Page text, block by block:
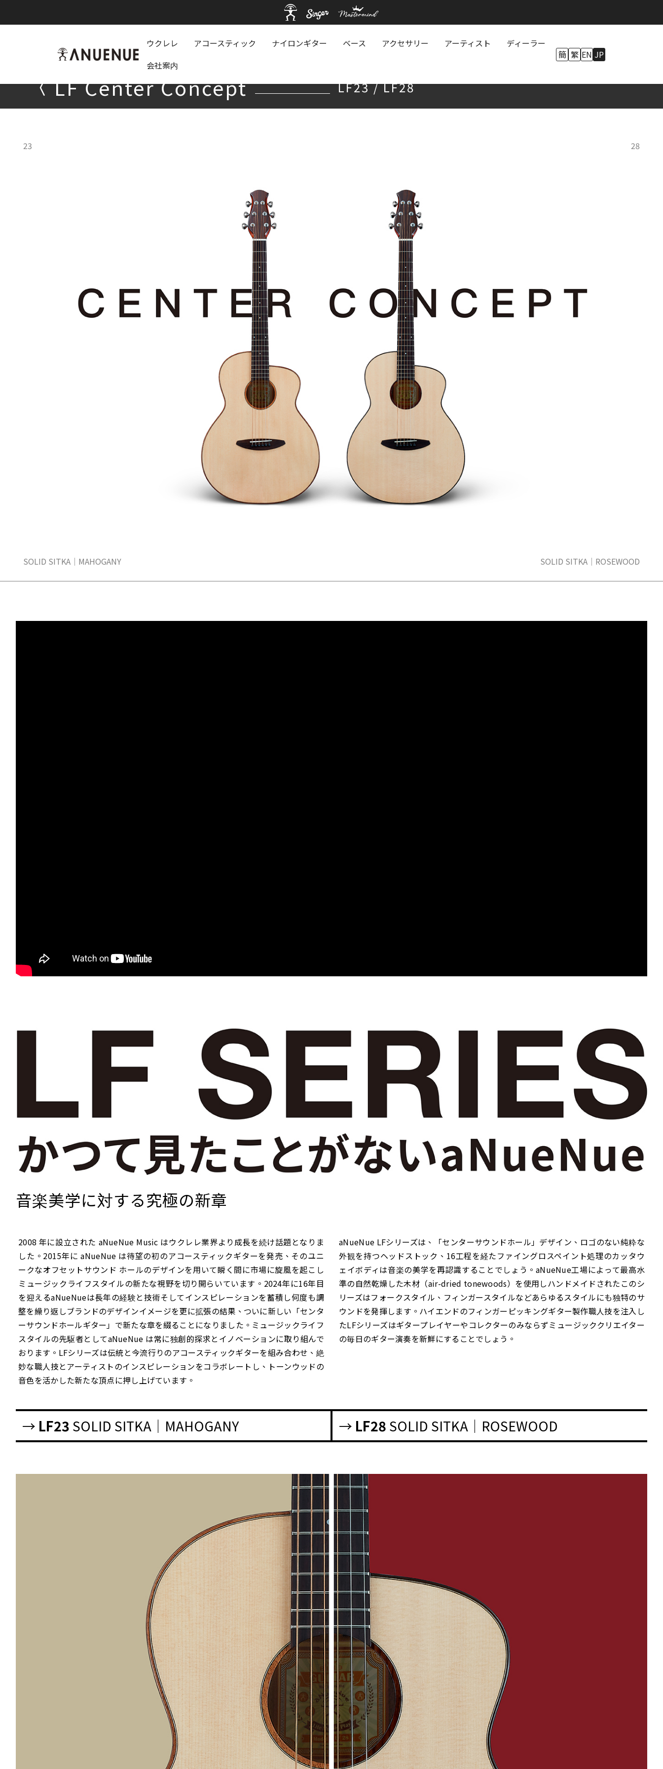
anuenue
ウクレレ アコースティック ナイロンギター ベース アクセサリー アーティスト
ディーラー
会社案内
簡 繁 EN JP
LF Center Concept LF23 / LF28
LF Center Concept 購入
23 28
SOLID SITKA｜MAHOGANY SOLID SITKA｜ROSEWOOD
音楽美学に対する究極の新章
2008 年に設立された aNueNue Music はウクレレ業界より成長を続け話題となりま
した。2015年に aNueNue は待望の初のアコースティックギターを発売、そのユニ
ークなオフセットサウンド ホールのデザインを用いて瞬く間に市場に旋風を起こし
ミュージックライフスタイルの新たな視野を切り開らいています。2024年に16年目
を迎えるaNueNueは長年の経験と技術そしてインスピレーションを蓄積し何度も調
整を繰り返しブランドのデザインイメージを更に拡張の結果、ついに新しい「センタ
ーサウンドホールギター」で新たな章を綴ることになりました。ミュージックライフ
スタイルの先駆者としてaNueNue は常に独創的探求とイノベーションに取り組んで
おります。LFシリーズは伝統と今流行りのアコースティックギターを組み合わせ、絶
妙な職人技とアーティストのインスピレーションをコラボレートし、トーンウッドの
音色を活かした新たな頂点に押し上げています。
aNueNue LFシリーズは、「センターサウンドホール」デザイン、ロゴのない純粋な
外観を持つヘッドストック、16工程を経たファイングロスペイント処理のカッタウ
ェイボディは音楽の美学を再認識することでしょう。aNueNue工場によって最高水
準の自然乾燥した木材（air-dried tonewoods）を使用しハンドメイドされたこのシ
リーズはフォークスタイル、フィンガースタイルなどあらゆるスタイルにも独特のサ
ウンドを発揮します。ハイエンドのフィンガーピッキングギター製作職人技を注入し
たLFシリーズはギタープレイヤーやコレクターのみならずミュージッククリエイター
の毎日のギター演奏を新鮮にすることでしょう。
→ LF23 SOLID SITKA｜MAHOGANY → LF28 SOLID SITKA｜ROSEWOOD